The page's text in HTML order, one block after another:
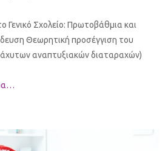
Γενικό Σχολείο: Πρωτοβάθμια και
Θεωρητική προσέγγιση του
αναπτυξιακών διαταραχών)